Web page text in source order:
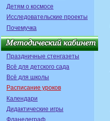
Детям о космосе
Исследовательские проекты
Почемучка
Праздничные стенгазеты
Всё для детского сада
Всё для школы
Расписание уроков
Календари
Дидактические игры
Фланелеграф